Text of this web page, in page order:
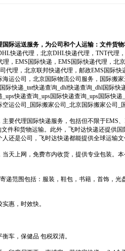
国际运送服务，为公司和个人运输：文件货
快递代理，北京DHL快递代理，TNT代理
，EMS国际快递，EMS国际快递代理，北
代理，北京联邦快递代理，邮政EMS国际
运公司，北京国际物流公司服务，国际搬
际快递_tnt快递查询_dhl快递查询_dhl国际
快递查询_ups国际快递查询_ups国际快
运公司_国际搬家公司_北京国际搬家公司_
要代理国际快递服务，包括但不限于EMS
件和货物运输。此外，飞时达快递还提供
还是公司，飞时达快递都能提供全球运输
天上网，免费市内收货，提供专业包装。
递范围包括：服装，鞋包，书籍，首饰，
惠，时效快。
车，保健品 包税双清。